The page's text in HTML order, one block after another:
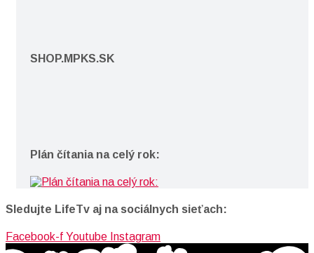
SHOP.MPKS.SK
Plán čítania na celý rok:
Sledujte LifeTv aj na sociálnych sieťach:
Facebook-f Youtube Instagram